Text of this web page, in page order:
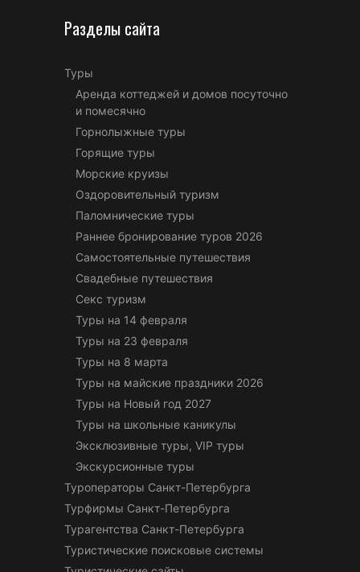
Разделы сайта
Туры
Аренда коттеджей и домов посуточно
и помесячно
Горнолыжные туры
Горящие туры
Морские круизы
Оздоровительный туризм
Паломнические туры
Раннее бронирование туров 2026
Самостоятельные путешествия
Свадебные путешествия
Секс туризм
Туры на 14 февраля
Туры на 23 февраля
Туры на 8 марта
Туры на майские праздники 2026
Туры на Новый год 2027
Туры на школьные каникулы
Эксклюзивные туры, VIP туры
Экскурсионные туры
Туроператоры Санкт-Петербурга
Турфирмы Санкт-Петербурга
Турагентства Санкт-Петербурга
Туристические поисковые системы